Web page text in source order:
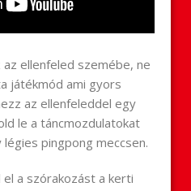
ellenfeled szemébe, ne
játékmód ami gyors
az ellenfeleddel egy
le a táncmozdulatokat
pingpong meccsen.
el a szórakozást a kerti